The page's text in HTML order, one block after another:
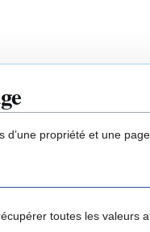
propriété et une
toutes les valeurs